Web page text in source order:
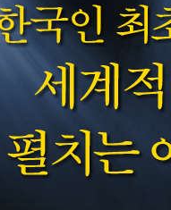
이해하기
가 제일 먼저 떠오릅니다.
고도 연산을 할 수 있습니